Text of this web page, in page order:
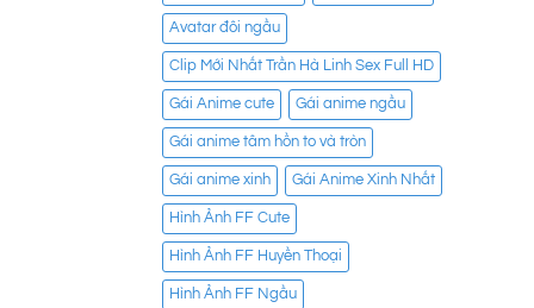
Avatar đôi ngầu
Clip Mới Nhất Trần Hà Linh Sex Full HD
Gái Anime cute Gái anime ngầu
Gái anime tâm hồn to và tròn
Gái anime xinh Gái Anime Xinh Nhất
Hình Ảnh FF Cute
Hình Ảnh FF Huyền Thoại
Hình Ảnh FF Ngầu